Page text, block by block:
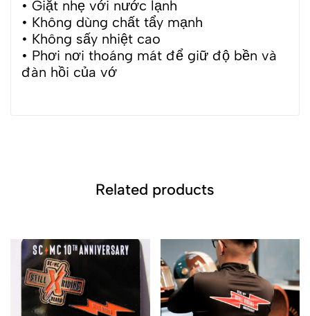
• Giặt nhẹ với nước lạnh
• Không dùng chất tẩy mạnh
• Không sấy nhiệt cao
• Phơi nơi thoáng mát để giữ độ bền và
đàn hồi của vớ
Related products